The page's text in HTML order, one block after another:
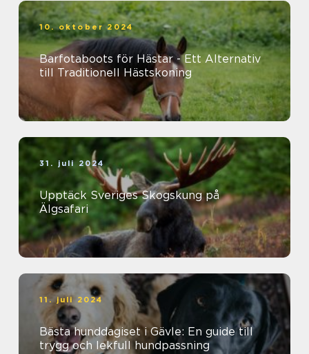
10. oktober 2024
Barfotaboots för Hästar - Ett Alternativ
till Traditionell Hästskoning
31. juli 2024
Upptäck Sveriges Skogskung på
Älgsafari
11. juli 2024
Bästa hunddagiset i Gävle: En guide till
trygg och lekfull hundpassning